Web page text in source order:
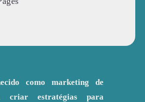
como marketing de
criar estratégias para